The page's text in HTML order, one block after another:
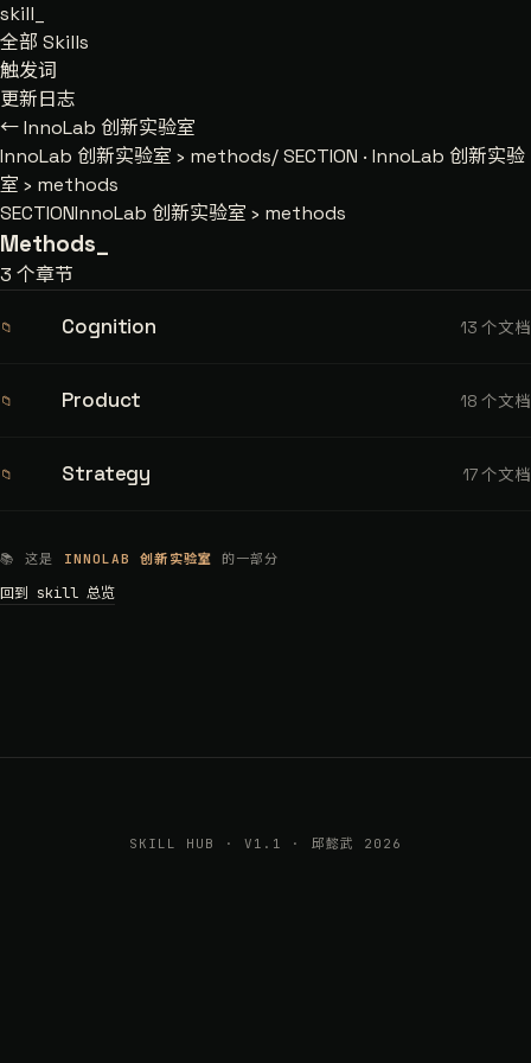
skill
全部 Skills
触发词
更新日志
← InnoLab 创新实验室
InnoLab 创新实验室 › methods/SECTION · InnoLab 创新实验
室 › methods
SECTIONInnoLab 创新实验室 › methods
Methods
3 个章节
📁 Cognition 13 个文档
📁 Product 18 个文档
📁 Strategy 17 个文档
📚 这是 INNOLAB 创新实验室 的一部分
回到 skill 总览
SKILL HUB · V1.1 · 邱懿武 2026